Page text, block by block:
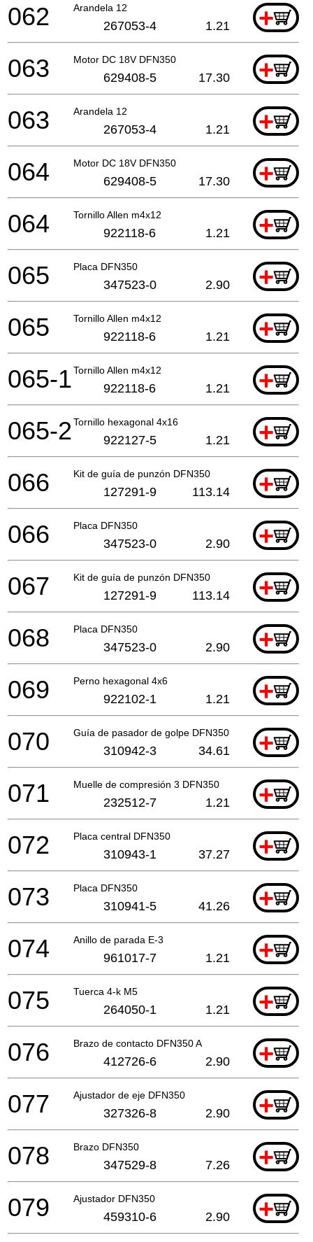
Arandela 12 +
062 267053-4 1.21
Motor DC 18V DFN350 +
063 629408-5 17.30
Arandela 12 +
063 267053-4 1.21
Motor DC 18V DFN350 +
064 629408-5 17.30
Tornillo Allen m4x12 +
064 922118-6 1.21
Placa DFN350 +
065 347523-0 2.90
Tornillo Allen m4x12 +
065 922118-6 1.21
Tornillo Allen m4x12 +
065-1 922118-6 1.21
Tornillo hexagonal 4x16 +
065-2 922127-5 1.21
Kit de guía de punzón DFN350 +
066 127291-9 113.14
Placa DFN350 +
066 347523-0 2.90
Kit de guía de punzón DFN350 +
067 127291-9 113.14
Placa DFN350 +
068 347523-0 2.90
Perno hexagonal 4x6 +
069 922102-1 1.21
Guía de pasador de golpe DFN350 +
070 310942-3 34.61
Muelle de compresión 3 DFN350 +
071 232512-7 1.21
Placa central DFN350 +
072 310943-1 37.27
Placa DFN350 +
073 310941-5 41.26
Anillo de parada E-3 +
074 961017-7 1.21
Tuerca 4-k M5 +
075 264050-1 1.21
Brazo de contacto DFN350 A +
076 412726-6 2.90
Ajustador de eje DFN350 +
077 327326-8 2.90
Brazo DFN350 +
078 347529-8 7.26
Ajustador DFN350 +
079 459310-6 2.90